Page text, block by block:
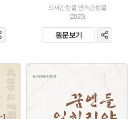
도서간행물 연속간행물
(2025)
원문보기